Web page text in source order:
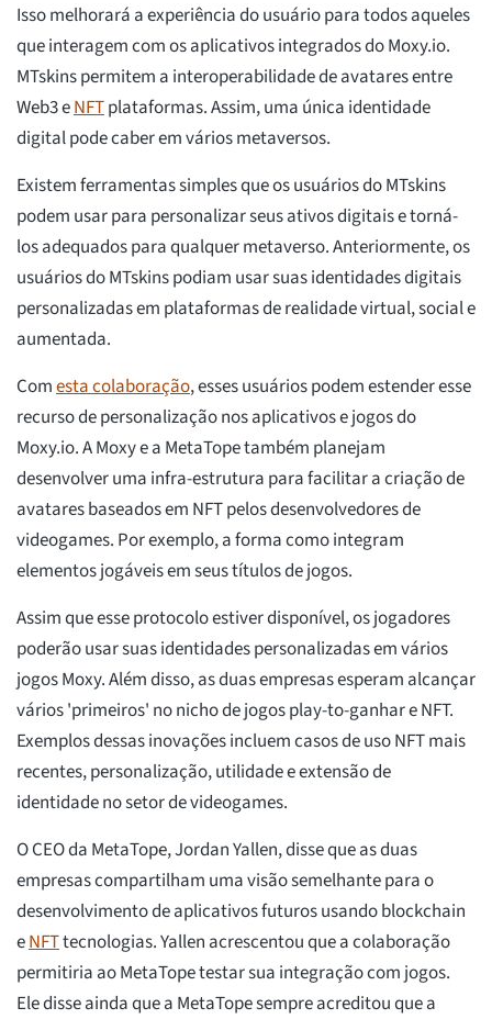
Isso melhorará a experiência do usuário para todos aqueles
que interagem com os aplicativos integrados do Moxy.io.
MTskins permitem a interoperabilidade de avatares entre
Web3 eNFTplataformas. Assim, uma única identidade
digital pode caber em vários metaversos.
Existem ferramentas simples que os usuários do MTskins
podem usar para personalizar seus ativos digitais e torná-
los adequados para qualquer metaverso. Anteriormente, os
usuários do MTskins podiam usar suas identidades digitais
personalizadas em plataformas de realidade virtual, social e
aumentada.
Comesta colaboração, esses usuários podem estender esse
recurso de personalização nos aplicativos e jogos do
Moxy.io. A Moxy e a MetaTope também planejam
desenvolver uma infra-estrutura para facilitar a criação de
avatares baseados em NFT pelos desenvolvedores de
videogames. Por exemplo, a forma como integram
elementos jogáveis em seus títulos de jogos.
Assim que esse protocolo estiver disponível, os jogadores
poderão usar suas identidades personalizadas em vários
jogos Moxy. Além disso, as duas empresas esperam alcançar
vários 'primeiros' no nicho de jogos play-to-ganhar e NFT.
Exemplos dessas inovações incluem casos de uso NFT mais
recentes, personalização, utilidade e extensão de
identidade no setor de videogames.
O CEO da MetaTope, Jordan Yallen, disse que as duas
empresas compartilham uma visão semelhante para o
desenvolvimento de aplicativos futuros usando blockchain
eNFTtecnologias. Yallen acrescentou que a colaboração
permitiria ao MetaTope testar sua integração com jogos.
Ele disse ainda que a MetaTope sempre acreditou que a